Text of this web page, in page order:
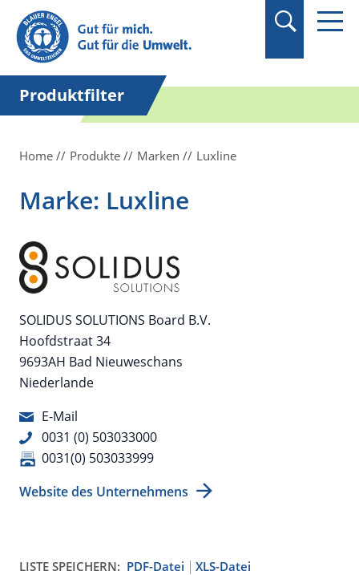
Suchbegriff in
Anführungszeichen
setzen.
Produktfilter
Home Produkte Marken Luxline
Marke: Luxline
SOLIDUS SOLUTIONS Board B.V.
Hoofdstraat 34
9693AH Bad Nieuweschans
Niederlande
E-Mail
0031 (0) 503033000
0031(0) 503033999
Website des Unternehmens
LISTE SPEICHERN: PDF-Datei
XLS-Datei